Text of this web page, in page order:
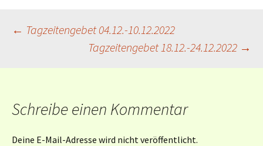
Beitragsnavigation
← Tagzeitengebet 04.12.-10.12.2022
Tagzeitengebet 18.12.-24.12.2022 →
Schreibe einen Kommentar
Deine E-Mail-Adresse wird nicht veröffentlicht.